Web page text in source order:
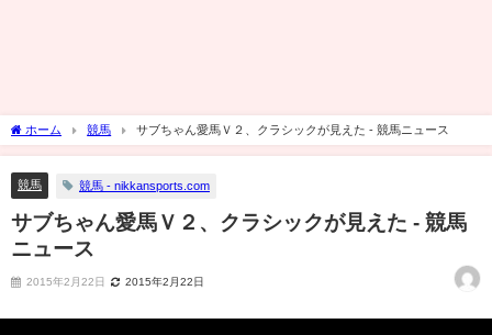
ホーム 競馬 サブちゃん愛馬Ｖ２、クラシックが見えた - 競馬ニュース
競馬 競馬 - nikkansports.com
サブちゃん愛馬Ｖ２、クラシックが見えた - 競馬
ニュース
2015年2月22日 2015年2月22日